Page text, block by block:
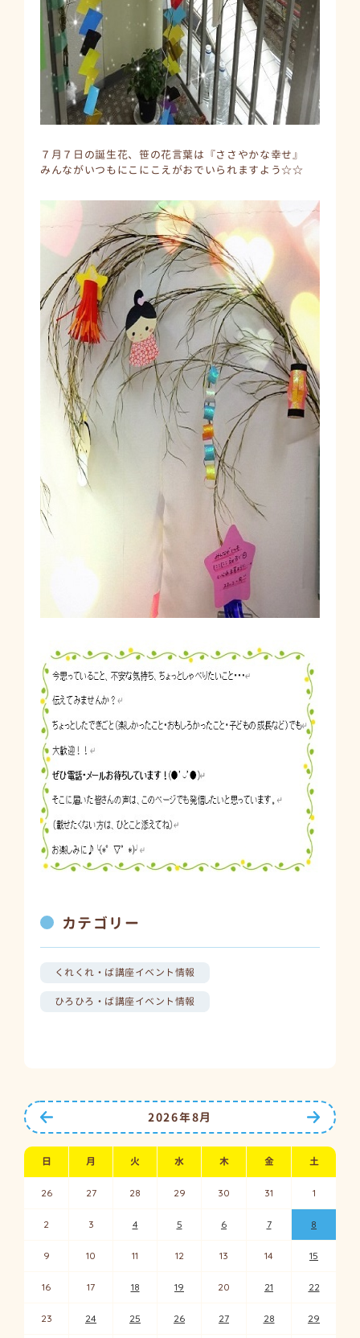
７月７日の誕生花、笹の花言葉は『ささやかな幸せ』
みんながいつもにこにこえがおでいられますよう☆☆
カテゴリー
くれくれ・ば講座イベント情報
ひろひろ・ば講座イベント情報
次の月
2026年8月
日 月 火 水 木 金 土
26 27 28 29 30 31 1
2 3 4 5 6 7 8
9 10 11 12 13 14 15
16 17 18 19 20 21 22
23 24 25 26 27 28 29